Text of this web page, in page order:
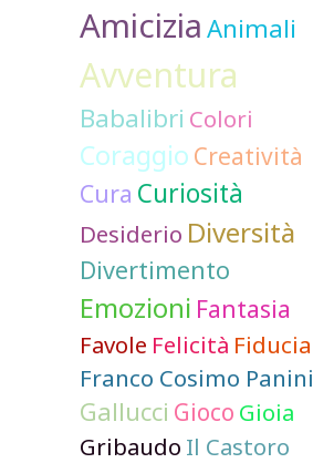
Amicizia Animali
Avventura
Babalibri Colori
Coraggio Creatività
Cura Curiosità
Desiderio Diversità
Divertimento
Emozioni Fantasia
Favole Felicità Fiducia
Franco Cosimo Panini
Gallucci Gioco Gioia
Gribaudo Il Castoro